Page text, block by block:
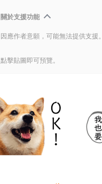
關於支援功能
因應作者意願，可能無法提供支援。
點擊貼圖即可預覽。